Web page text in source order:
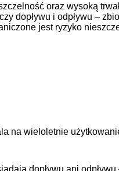
oraz wysoką
dopływu i odpływu –
jest ryzyko
na wieloletnie
dopływu ani odpływu